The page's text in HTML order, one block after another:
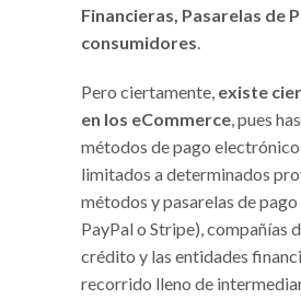
Financieras, Pasarelas de
consumidores.
Pero ciertamente, existe
en los eCommerce, pues
métodos de pago
limitados a determinados
métodos y pasarelas de
PayPal o Stripe), compañías
crédito y las entidades
recorrido lleno de